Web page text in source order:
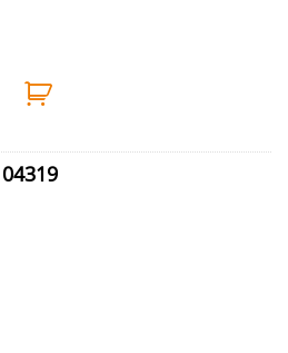
HARDEN ποσότητα
04319